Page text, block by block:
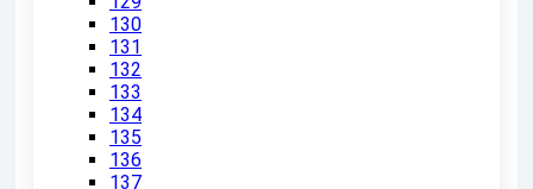
130
131
132
133
134
135
136
137